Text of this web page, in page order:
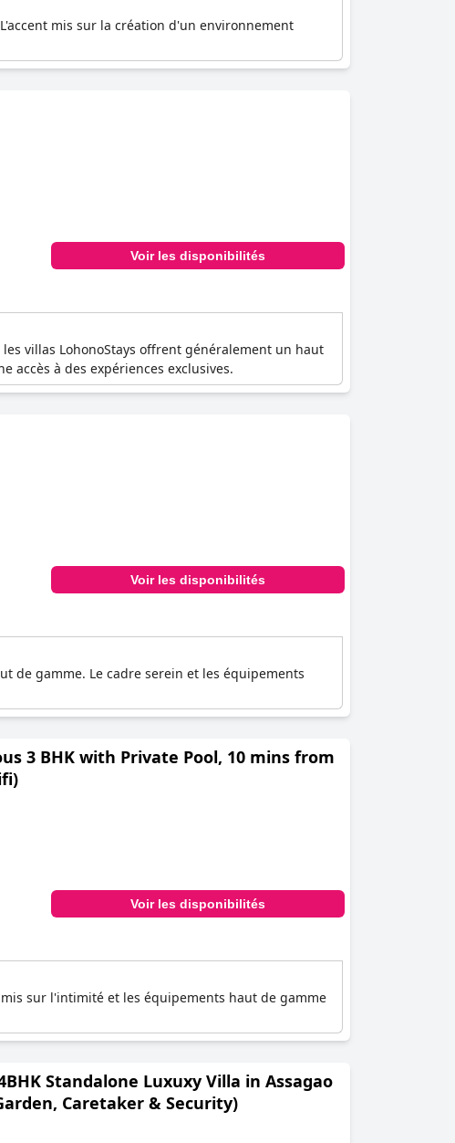
mis sur la création d'un environnement
Voir les disponibilités
villas LohonoStays offrent généralement un haut
accès à des expériences exclusives.
Voir les disponibilités
de gamme. Le cadre serein et les équipements
3 BHK with Private Pool, 10 mins from
Voir les disponibilités
sur l'intimité et les équipements haut de gamme
Standalone Luxuxy Villa in Assagao
Caretaker & Security)